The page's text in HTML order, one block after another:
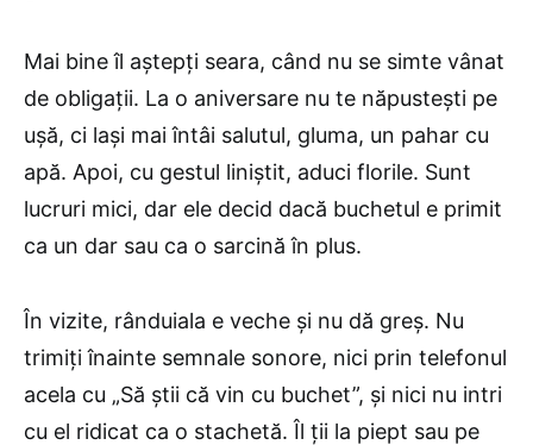
Mai bine îl aștepți seara, când nu se simte vânat
de obligații. La o aniversare nu te năpustești pe
ușă, ci lași mai întâi salutul, gluma, un pahar cu
apă. Apoi, cu gestul liniștit, aduci florile. Sunt
lucruri mici, dar ele decid dacă buchetul e primit
ca un dar sau ca o sarcină în plus.
În vizite, rânduiala e veche și nu dă greș. Nu
trimiți înainte semnale sonore, nici prin telefonul
acela cu „Să știi că vin cu buchet”, și nici nu intri
cu el ridicat ca o stachetă. Îl ții la piept sau pe